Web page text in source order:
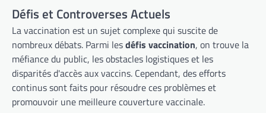
Défis et Controverses Actuels
La vaccination est un sujet complexe qui suscite de
nombreux débats. Parmi lesdéfis vaccination, on trouve la
méfiance du public, les obstacles logistiques et les
disparités d'accès aux vaccins. Cependant, des efforts
continus sont faits pour résoudre ces problèmes et
promouvoir une meilleure couverture vaccinale.